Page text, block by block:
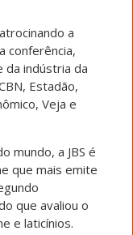
a
conferência,
da indústria da
Estadão,
Veja e
mundo, a JBS é
que mais emite
que avaliou o
e laticínios.